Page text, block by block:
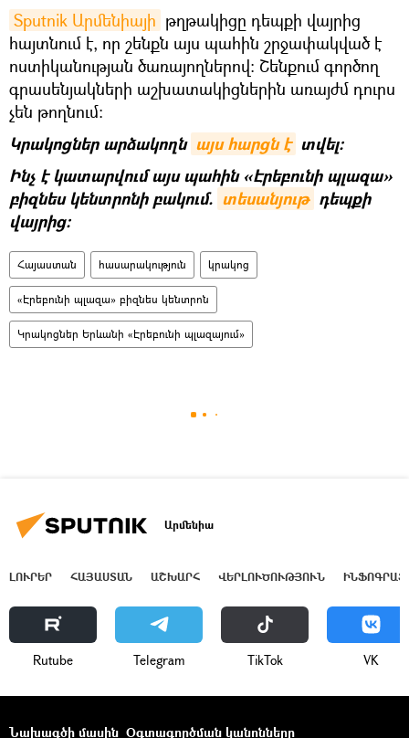
Sputnik Արմենիայի թղթակիցը դեպքի վայրից
հայտնում է, որ շենքն այս պահին շրջափակված է
ոստիկանության ծառայողներով։ Շենքում գործող
գրասենյակների աշխատակիցներին առայժմ դուրս
չեն թողնում։
Կրակոցներ արձակողն այս հարցն է տվել։
Ինչ է կատարվում այս պահին «Էրեբունի պլազա»
բիզնես կենտրոնի բակում. տեսանյութ դեպքի
վայրից։
Հայաստան հասարակություն կրակոց
«Էրեբունի պլազա» բիզնես կենտրոն
Կրակոցներ Երևանի «Էրեբունի պլազայում»
Արմենիա
ԼՈՒՐԵՐ ՀԱՅԱՍՏԱՆ ԱՇԽԱՐՀ ՎԵՐԼՈՒԾՈՒԹՅՈՒՆ
Rutube Telegram ТikТоk VK
Նախագծի մասին Օգտագործման կանոնները